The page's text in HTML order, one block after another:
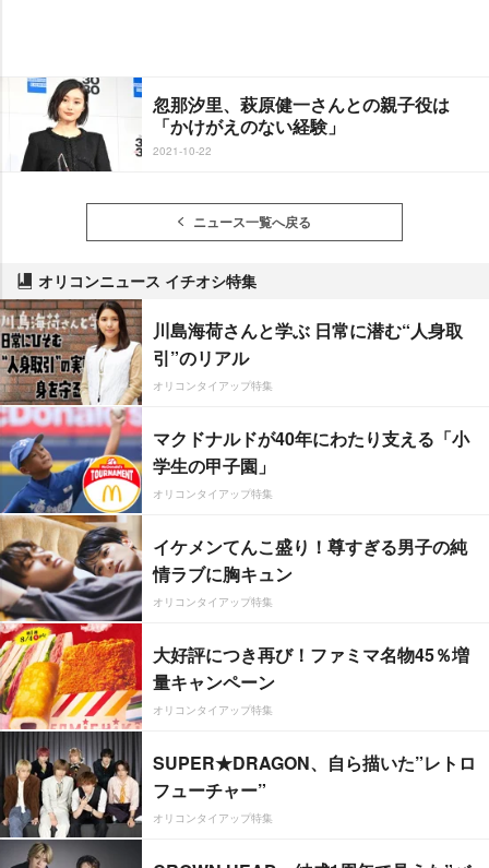
忽那汐里、萩原健一さんとの親子役は
「かけがえのない経験」
2021-10-22
ニュース一覧へ戻る
オリコンニュース イチオシ特集
川島海荷さんと学ぶ 日常に潜む“人身取
引”のリアル
オリコンタイアップ特集
マクドナルドが40年にわたり支える「小
学生の甲子園」
オリコンタイアップ特集
イケメンてんこ盛り！尊すぎる男子の純
情ラブに胸キュン
オリコンタイアップ特集
大好評につき再び！ファミマ名物45％増
量キャンペーン
オリコンタイアップ特集
SUPER★DRAGON、自ら描いた”レトロ
フューチャー”
オリコンタイアップ特集